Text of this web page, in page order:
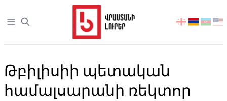
Open sidebar
აირჩიეთ
Թբիլիսիի պետական
համալսարանի ռեկտոր